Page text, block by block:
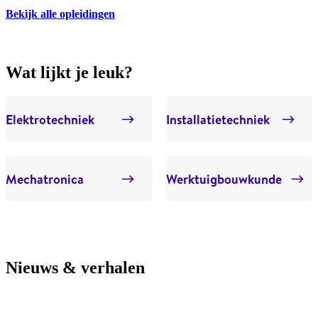
Bekijk alle opleidingen
Wat lijkt je leuk?
Elektrotechniek Installatietechniek
Mechatronica Werktuigbouwkunde
Nieuws & verhalen